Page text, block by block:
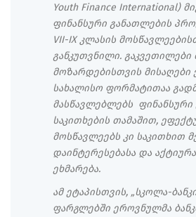
Youth Finance International)
ფინანსური განათლების
VII-IX კლასის
განკუთვნილი. გაკვეთილები
მოზარდებისთვის მისაღები
სახალისო ფორმატითაა
მასწავლებლებს ფინანსური
საკითხების თამაშით,
მოსწავლეებს კი საკითხით
დაინტერესებასა და
ეხმარება.
ამ ეტაპისთვის, „სკოლა-
ფარგლებში ეროვნულმა